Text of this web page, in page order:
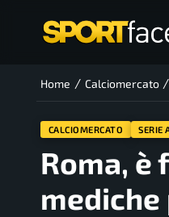
Home / Calciomercato /
CALCIOMERCATO SERIE
Roma,
mediche